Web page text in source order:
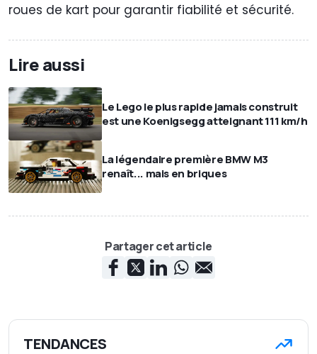
roues de kart pour garantir fiabilité et sécurité.
Lire aussi
Le Lego le plus rapide jamais construit
est une Koenigsegg atteignant 111 km/h
La légendaire première BMW M3
renaît... mais en briques
Partager cet article
TENDANCES